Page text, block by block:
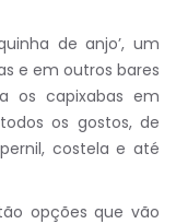
de anjo’, um
e em outros bares
os capixabas em
os gostos, de
costela e até
opções que vão